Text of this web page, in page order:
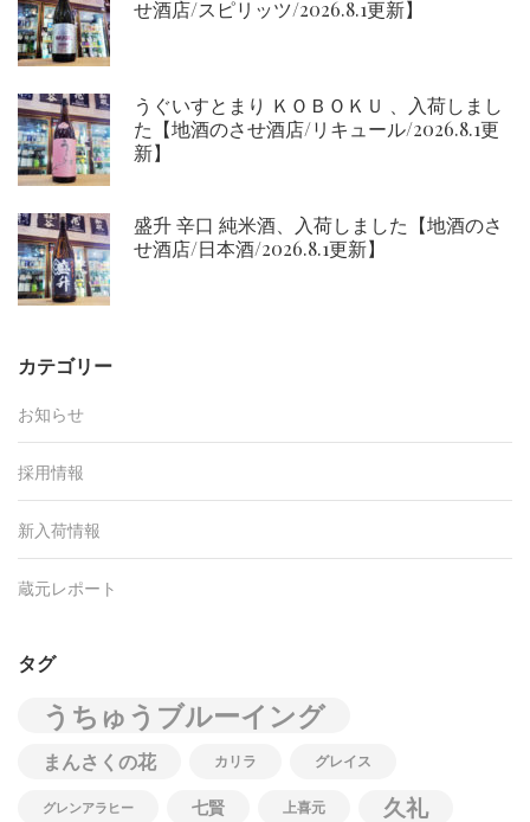
せ酒店/スピリッツ/2026.8.1更新】
うぐいすとまり ＫＯＢＯＫＵ 、入荷しまし
た【地酒のさせ酒店/リキュール/2026.8.1更
新】
盛升 辛口 純米酒、入荷しました【地酒のさ
せ酒店/日本酒/2026.8.1更新】
カテゴリー
お知らせ
採用情報
新入荷情報
蔵元レポート
タグ
うちゅうブルーイング
まんさくの花 カリラ グレイス
グレンアラヒー 七賢 上喜元
久礼